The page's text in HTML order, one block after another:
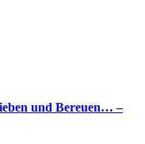
und Bereuen… –